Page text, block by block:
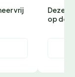
vrij
Deze
op de